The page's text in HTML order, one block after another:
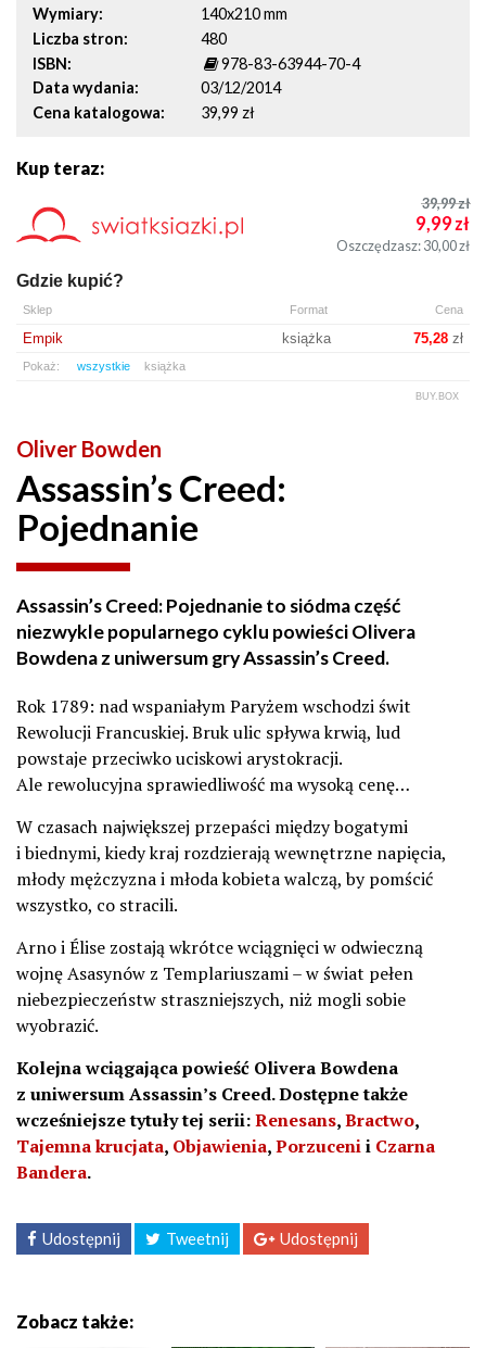
Wymiary
140x210 mm
Liczba stron
480
ISBN
978-83-63944-70-4
Data wydania
03/12/2014
Cena katalogowa
39,99 zł
Kup teraz:
39,99zł
9,99zł
Oszczędzasz: 30,00zł
Gdzie kupić?
Sklep Format Cena
Empik książka 75,28zł
Pokaż: wszystkie książka
BUY.BOX
Oliver Bowden
Assassin’s Creed:
Pojednanie
Assassin’s Creed: Pojednanie to siódma część
niezwykle popularnego cyklu powieści Olivera
Bowdena z uniwersum gry Assassin’s Creed.
Rok 1789: nad wspaniałym Paryżem wschodzi świt
Rewolucji Francuskiej. Bruk ulic spływa krwią, lud
powstaje przeciwko uciskowi arystokracji.
Ale rewolucyjna sprawiedliwość ma wysoką cenę…
W czasach największej przepaści między bogatymi
i biednymi, kiedy kraj rozdzierają wewnętrzne napięcia,
młody mężczyzna i młoda kobieta walczą, by pomścić
wszystko, co stracili.
Arno i Élise zostają wkrótce wciągnięci w odwieczną
wojnę Asasynów z Templariuszami – w świat pełen
niebezpieczeństw straszniejszych, niż mogli sobie
wyobrazić.
Kolejna wciągająca powieść Olivera Bowdena
z uniwersum Assassin’s Creed. Dostępne także
wcześniejsze tytuły tej serii:Renesans,Bractwo,
Tajemna krucjata, Objawienia,Porzucenii Czarna
Bandera.
Udostępnij Tweetnij Udostępnij
Zobacz także: